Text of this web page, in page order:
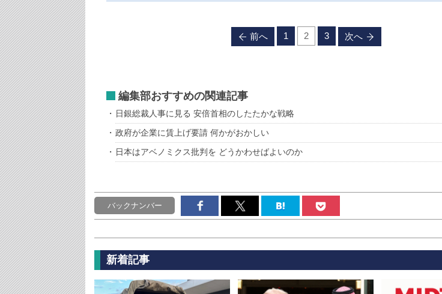
前へ 1 2 3 次へ
編集部おすすめの関連記事
日銀総裁人事に見る 安倍首相のしたたかな戦略
政府が企業に賃上げ要請 何かがおかしい
日本はアベノミクス批判を どうかわせばよいのか
バックナンバー
新着記事